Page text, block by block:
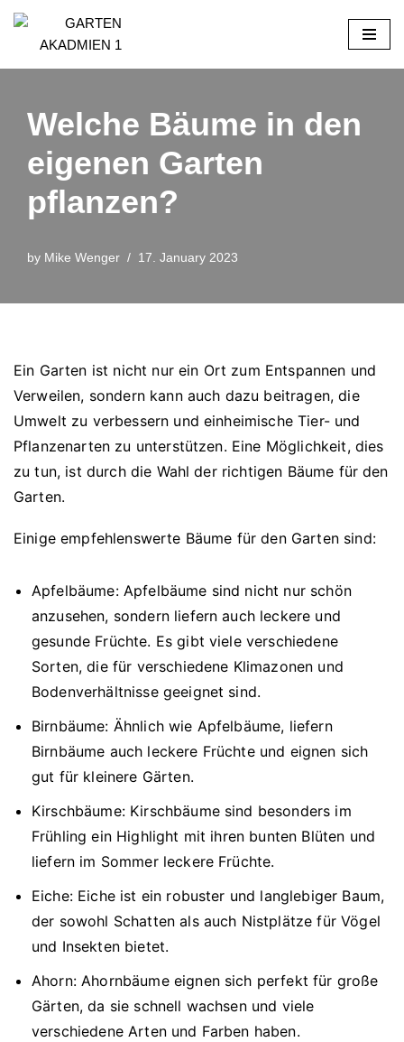
to
Welche Bäume in den
eigenen Garten
pflanzen?
by Mike Wenger 17. January 2023
Ein Garten ist nicht nur ein Ort zum Entspannen und
Verweilen, sondern kann auch dazu beitragen, die
Umwelt zu verbessern und einheimische Tier- und
Pflanzenarten zu unterstützen. Eine Möglichkeit, dies
zu tun, ist durch die Wahl der richtigen Bäume für den
Garten.
Einige empfehlenswerte Bäume für den Garten sind:
Apfelbäume: Apfelbäume sind nicht nur schön
anzusehen, sondern liefern auch leckere und
gesunde Früchte. Es gibt viele verschiedene
Sorten, die für verschiedene Klimazonen und
Bodenverhältnisse geeignet sind.
Birnbäume: Ähnlich wie Apfelbäume, liefern
Birnbäume auch leckere Früchte und eignen sich
gut für kleinere Gärten.
Kirschbäume: Kirschbäume sind besonders im
Frühling ein Highlight mit ihren bunten Blüten und
liefern im Sommer leckere Früchte.
Eiche: Eiche ist ein robuster und langlebiger Baum,
der sowohl Schatten als auch Nistplätze für Vögel
und Insekten bietet.
Ahorn: Ahornbäume eignen sich perfekt für große
Gärten, da sie schnell wachsen und viele
verschiedene Arten und Farben haben.